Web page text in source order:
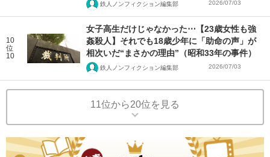
鉄人ノンフィクション編集部 2026/07/03
10
位
10
女子高生だけじゃなかった⋯【23歳女性も強
姦殺人】それでも18歳少年に「助命の声」が
相次いだ“まさかの理由”（昭和33年の事件）
鉄人ノンフィクション編集部 2026/07/03
11位から20位を見る